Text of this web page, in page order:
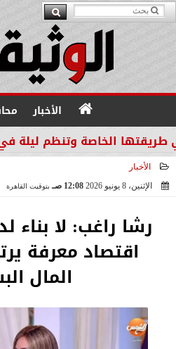
الأخبار
الخاصة وتنظم ليلة في حب
الأخبار
الإثنين، 8 يونيو 2026
12:08 صـ بتوقيت القاهرة
رشا راغب: لا بناء
اقتصاد معرفة
المال